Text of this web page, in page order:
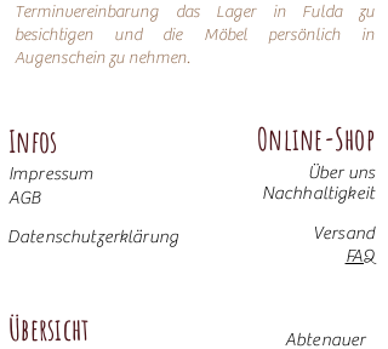
Terminvereinbarung das Lager in Fulda zu
besichtigen und die Möbel persönlich in
Augenschein zu nehmen.
Infos
Impressum
AGB
Online-Shop
Über uns
Nachhaltigkeit
Datenschutzerklärung
Versand
FAQ
Abtenauer
Übersicht